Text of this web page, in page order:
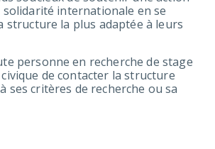
internationale en se
structure la plus adaptée à leurs
personne en recherche de stage
de contacter la structure
ses critères de recherche ou sa